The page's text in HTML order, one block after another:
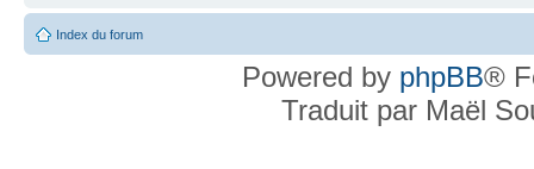
Index du forum
Powered by phpBB®
Traduit par Maël